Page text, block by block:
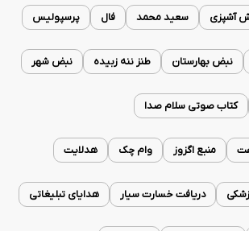
آشپزی سعید محمد فال پرسپولیس
نبض بهارستان طنز ننه زبیده نبض شهر
کتاب صوتی سلام صدا
منبع اگزوز وام چک هدلایت
دریافت خسارت سیار هدایای تبلیغاتی